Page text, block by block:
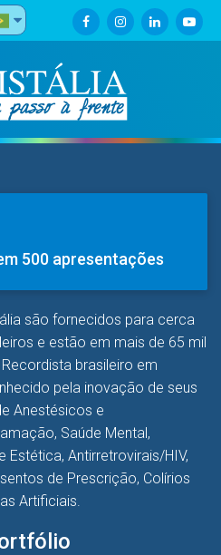
500 apresentações
são fornecidos para cerca
e estão em mais de 65 mil
brasileiro em
pela inovação de seus
Anestésicos e
Saúde Mental,
Estética, Antirretrovirais/HIV,
de Prescrição, Colírios
Artificiais.